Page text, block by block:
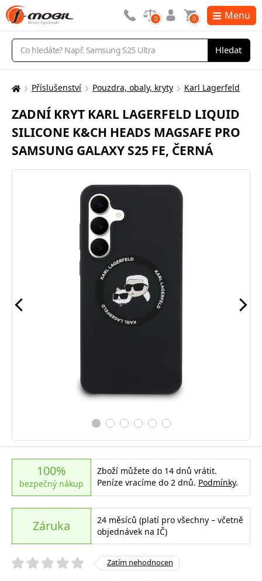
Vyhledávání
Hledat
0 0 Menu
Zde
nacházíte:
Příslušenství Pouzdra, obaly, kryty Karl Lagerfeld
ZADNÍ KRYT KARL LAGERFELD LIQUID
SILICONE K&CH HEADS MAGSAFE PRO
SAMSUNG GALAXY S25 FE, ČERNÁ
100%
bezpečný nákup
Zboží můžete do 14 dnů vrátit.
Peníze vracíme do 2 dnů. Podmínky.
Záruka
24 měsíců (platí pro všechny – včetně
objednávek na IČ)
Zatím nehodnocen